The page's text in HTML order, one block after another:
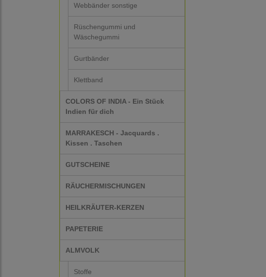
Webbänder sonstige
Rüschengummi und
Wäschegummi
Gurtbänder
Klettband
COLORS OF INDIA - Ein Stück
Indien für dich
MARRAKESCH - Jacquards .
Kissen . Taschen
GUTSCHEINE
RÄUCHERMISCHUNGEN
HEILKRÄUTER-KERZEN
PAPETERIE
ALMVOLK
Stoffe